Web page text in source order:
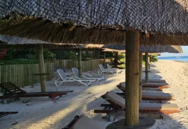
Se
... la communauté